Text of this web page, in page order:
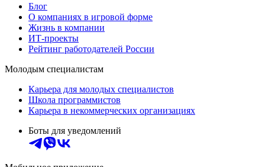
Блог
О компаниях в игровой форме
Жизнь в компании
ИТ-проекты
Рейтинг работодателей России
Молодым специалистам
Карьера для молодых специалистов
Школа программистов
Карьера в некоммерческих организациях
Боты для уведомлений